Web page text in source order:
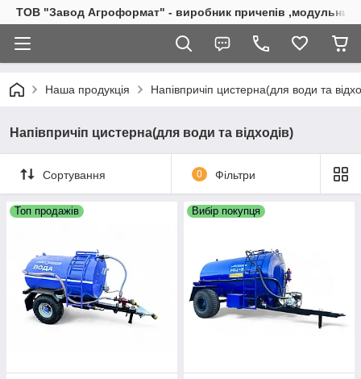
ТОВ "Завод Агроформат" - виробник причепів ,модульних
Наша продукція Напівпричіп цистерна(для води та
Напівпричіп цистерна(для води та відходів)
Сортування 0 Фільтри
Топ продажів Вибір покупця